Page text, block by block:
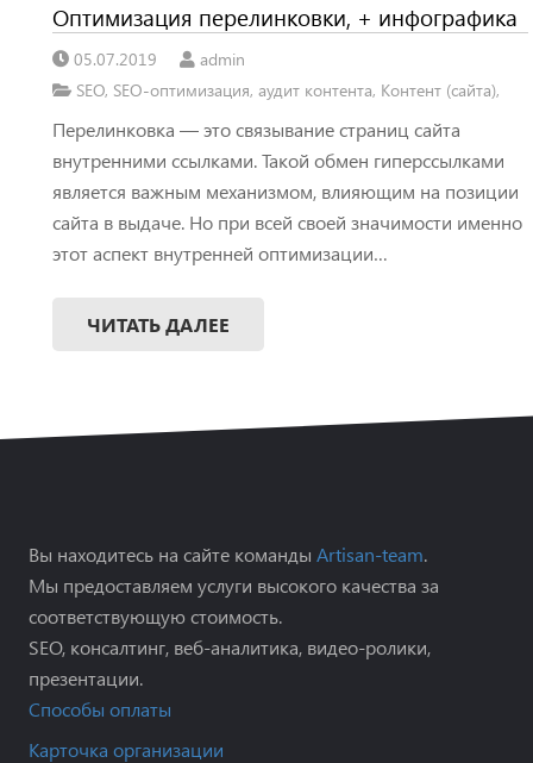
Оптимизация перелинковки, + инфографика
05.07.2019
admin
SEO, SEO-оптимизация, аудит контента, Контент (сайта),
Перелинковка — это связывание страниц сайта
внутренними ссылками. Такой обмен гиперссылками
является важным механизмом, влияющим на позиции
сайта в выдаче. Но при всей своей значимости именно
этот аспект внутренней оптимизации…
ЧИТАТЬ ДАЛЕЕ
Вы находитесь на сайте команды Artisan-team.
Мы предоставляем услуги высокого качества за
соответствующую стоимость.
SEO, консалтинг, веб-аналитика, видео-ролики,
презентации.
Способы оплаты
Карточка организации